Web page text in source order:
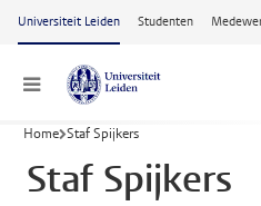
Ga naar hoofdinhoud
Universiteit Leiden Studenten
Menu
Home Staf Spijkers
Staf Spijkers